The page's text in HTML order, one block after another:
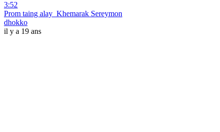
3:52
Prom taing alay_Khemarak Sereymon
dhokko
il y a 19 ans